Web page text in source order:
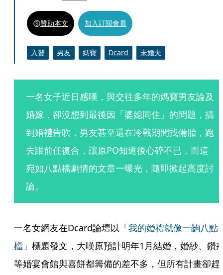
贊助本文 加入訂閱會員
入贅 男友 媽寶 Dcard 未婚夫
一名女子近日感嘆，與交往多年的媽寶男友論及
婚嫁，卻沒想到最後因「婆媳同住」的問題，搞
到婚禮告吹，男友甚至還在冷戰期間找備胎，跑
去跟前任復合，讓原PO知道後心碎不已，而這
宛如八點檔劇情的文章一曝光，隨即掀起高度討
論。
一名女網友在Dcard論壇以「我的婚禮就像一齣八點
檔 」標題發文，大嘆原預計明年1月結婚，婚紗、鑽
等婚宴會館與喜餅都籌備的差不多，但所有計畫卻趕